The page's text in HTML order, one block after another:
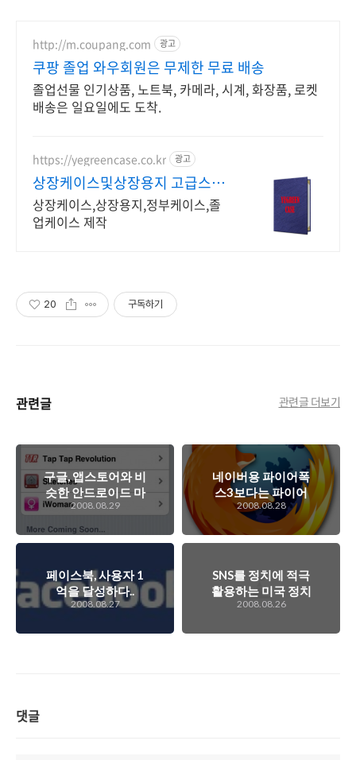
http://m.coupang.com 광고
쿠팡 졸업 와우회원은 무제한 무료 배송
졸업선물 인기상품, 노트북, 카메라, 시계, 화장품, 로켓
배송은 일요일에도 도착.
https://yegreencase.co.kr 광고
상장케이스및상장용지 고급스러
운 차별화된 디자인
상장케이스,상장용지,정부케이스,졸
업케이스 제작
20 구독하기
관련글 관련글 더보기
구글, 앱스토어와 비
슷한 안드로이드 마
켓 선보여..
2008.08.29
네이버용 파이어폭
스3보다는 파이어
폭스3에 맞춘 네이
버를 원한다.
2008.08.28
페이스북, 사용자 1
억을 달성하다..
2008.08.27
SNS를 정치에 적극
활용하는 미국 정치
캠프들..
2008.08.26
댓글